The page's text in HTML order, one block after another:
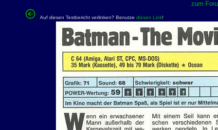
zum
Auf diesen Testbericht verlinken? Benutze diesen Link!